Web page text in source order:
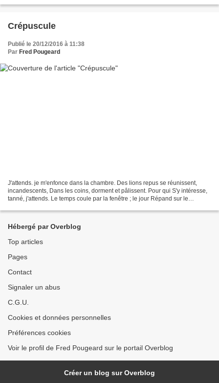
Crépuscule
Publié le 20/12/2016 à 11:38
Par Fred Pougeard
J'attends. je m'enfonce dans la chambre. Des lions repus se réunissent,
incandescents, Dans les coins, dorment et pâlissent. Pour qui S'y intéresse,
tanné, j'attends. Le temps coule par la fenêtre ; le jour Répand sur le
Hébergé par Overblog
Top articles
Pages
Contact
Signaler un abus
C.G.U.
Cookies et données personnelles
Préférences cookies
Voir le profil de Fred Pougeard sur le portail Overblog
Créer un blog sur Overblog